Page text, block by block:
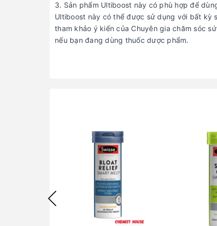
Sản phẩm Ultiboost này có phù hợp để
Ultiboost này có thể được sử dụng với bất kỳ
tham khảo ý kiến ​​của Chuyên gia chăm sóc
nếu bạn đang dùng thuốc dược phẩm.